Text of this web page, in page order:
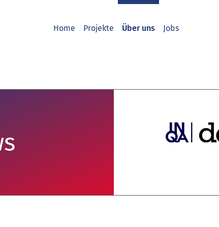
Home Projekte Über uns Jobs